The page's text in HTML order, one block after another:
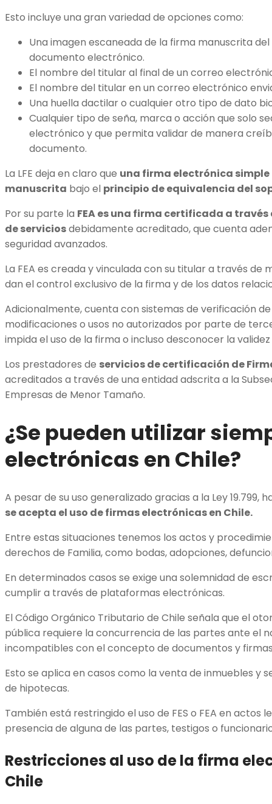
Esto incluye una gran variedad de opciones como:
Una imagen escaneada de la firma manuscrita
documento electrónico.
El nombre del titular al final de un correo
El nombre del titular en un correo electrónico
Una huella dactilar o cualquier otro tipo de dato
Cualquier tipo de seña, marca o acción que solo
electrónico y que permita validar de manera
documento.
La LFE deja en claro que una firma electrónica
manuscrita bajo el principio de equivalencia del
Por su parte la FEA es una firma certificada a
de serviciosdebidamente acreditado, que cuenta
seguridad avanzados.
La FEA es creada y vinculada con su titular a través de
dan el control exclusivo de la firma y de los datos
Adicionalmente, cuenta con sistemas de verificación
modificaciones o usos no autorizados por parte de
impida el uso de la firma o incluso desconocer la
Los prestadores de servicios de certificación de
acreditados a través de una entidad adscrita a la
Empresas de Menor Tamaño.
¿Se pueden utilizar
electrónicas en Chile?
A pesar de su uso generalizado gracias a la Ley 19.799,
se acepta el uso de firmas electrónicas en Chile.
Entre estas situaciones tenemos los actos y
derechos de Familia, como bodas, adopciones,
En determinados casos se exige una solemnidad de
cumplir a través de plataformas electrónicas.
El Código Orgánico Tributario de Chile señala que el
pública requiere la concurrencia de las partes ante el
incompatibles con el concepto de documentos y
Esto se aplica en casos como la venta de inmuebles y
de hipotecas.
También está restringido el uso de FES o FEA en actos
presencia de alguna de las partes, testigos o
Restricciones al uso de la firma
Chile